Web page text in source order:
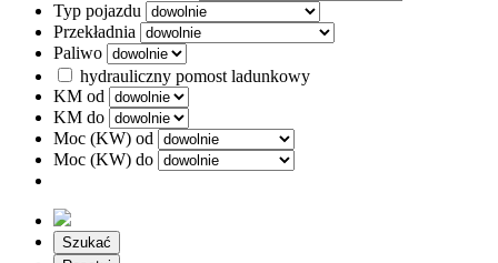
Typ pojazdu
Przekładnia
Paliwo
hydrauliczny pomost ladunkowy
KM od
KM do
Moc (KW) od
Moc (KW) do
Szukać